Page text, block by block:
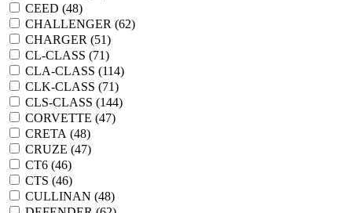
CEED (48)
CHALLENGER (62)
CHARGER (51)
CL-CLASS (71)
CLA-CLASS (114)
CLK-CLASS (71)
CLS-CLASS (144)
CORVETTE (47)
CRETA (48)
CRUZE (47)
CT6 (46)
CTS (46)
CULLINAN (48)